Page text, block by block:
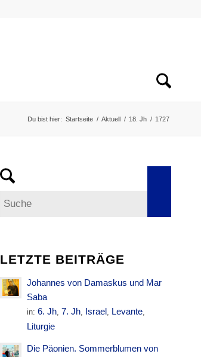
Du bist hier: Startseite / Aktuell / 18. Jh / 1727
LETZTE BEITRÄGE
Johannes von Damaskus und Mar
Saba
in:6. Jh, 7. Jh, Israel, Levante,
Liturgie
Die Päonien. Sommerblumen von